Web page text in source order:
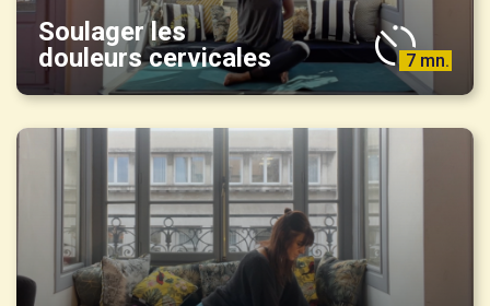
Soulager les
douleurs cervicales
7 mn.